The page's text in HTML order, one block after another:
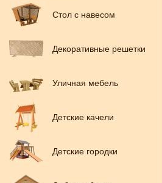
Стол с навесом
Декоративные решетки
Уличная мебель
Детские качели
Детские городки